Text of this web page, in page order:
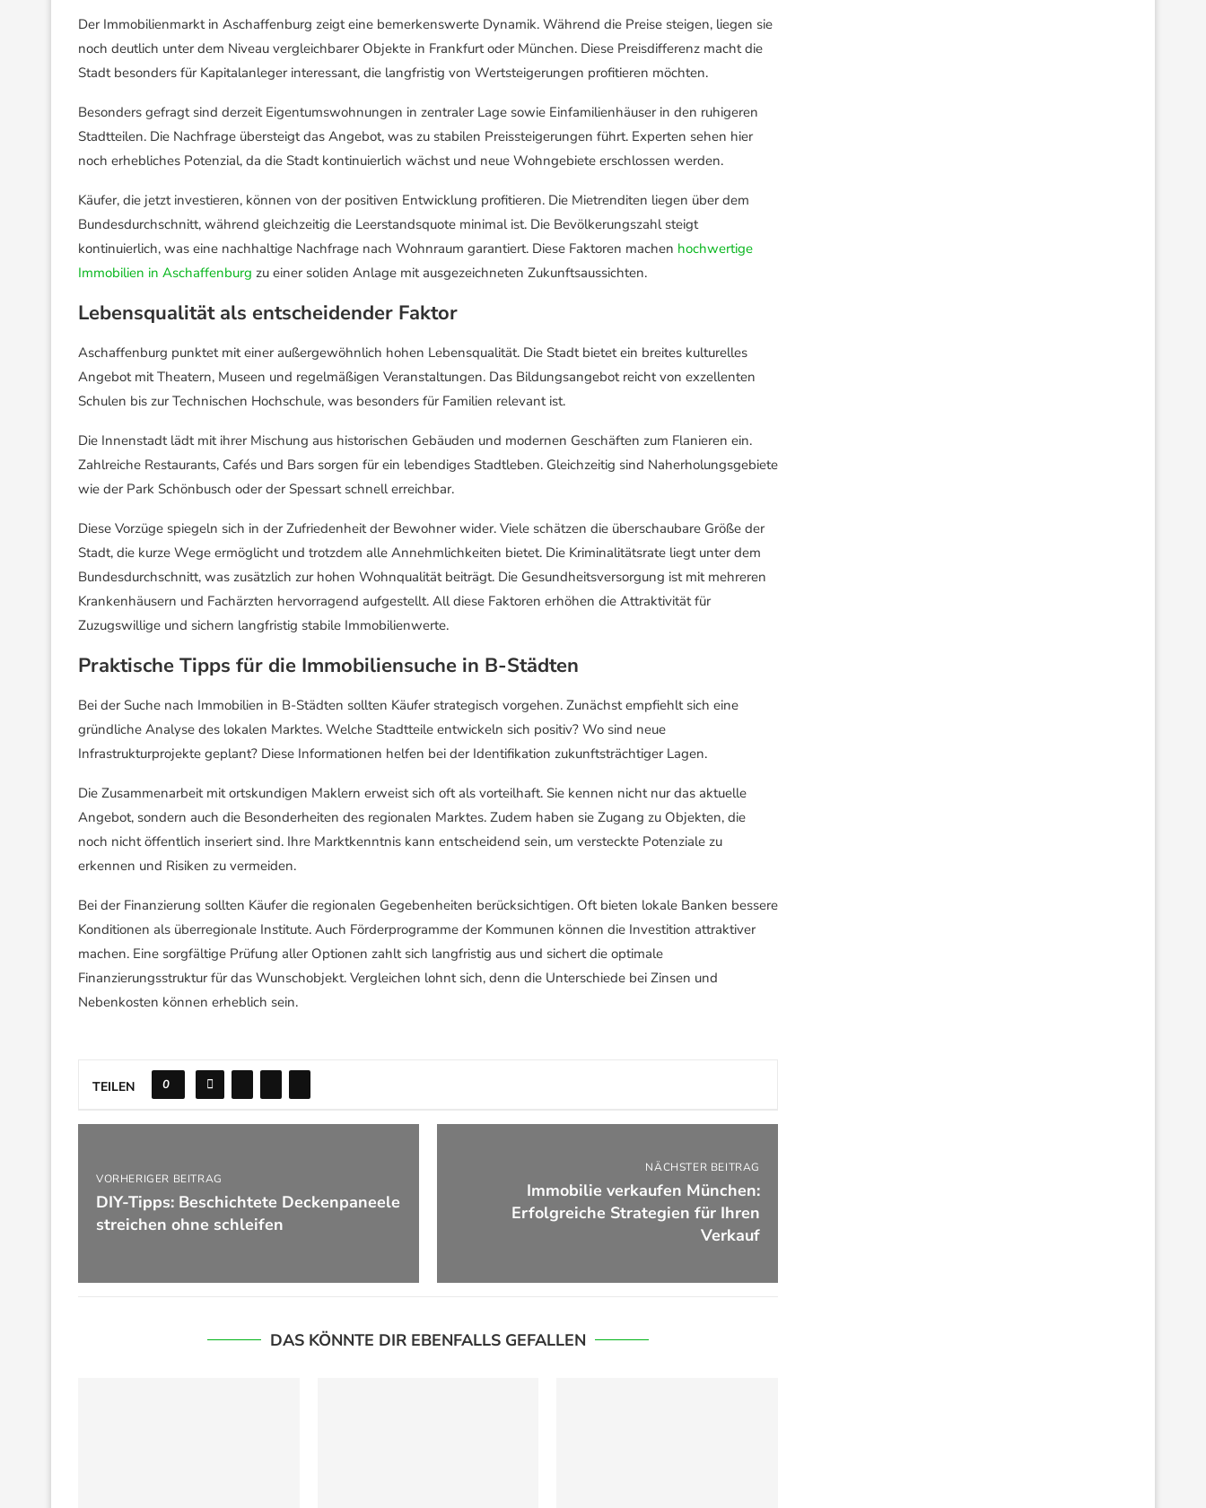
Der Immobilienmarkt in Aschaffenburg zeigt eine bemerkenswerte Dynamik. Während die Preise steigen, liegen sie
noch deutlich unter dem Niveau vergleichbarer Objekte in Frankfurt oder München. Diese Preisdifferenz macht die
Stadt besonders für Kapitalanleger interessant, die langfristig von Wertsteigerungen profitieren möchten.
Besonders gefragt sind derzeit Eigentumswohnungen in zentraler Lage sowie Einfamilienhäuser in den ruhigeren
Stadtteilen. Die Nachfrage übersteigt das Angebot, was zu stabilen Preissteigerungen führt. Experten sehen hier
noch erhebliches Potenzial, da die Stadt kontinuierlich wächst und neue Wohngebiete erschlossen werden.
Käufer, die jetzt investieren, können von der positiven Entwicklung profitieren. Die Mietrenditen liegen über dem
Bundesdurchschnitt, während gleichzeitig die Leerstandsquote minimal ist. Die Bevölkerungszahl steigt
kontinuierlich, was eine nachhaltige Nachfrage nach Wohnraum garantiert. Diese Faktoren machen hochwertige
Immobilien in Aschaffenburg zu einer soliden Anlage mit ausgezeichneten Zukunftsaussichten.
Lebensqualität als entscheidender Faktor
Aschaffenburg punktet mit einer außergewöhnlich hohen Lebensqualität. Die Stadt bietet ein breites kulturelles
Angebot mit Theatern, Museen und regelmäßigen Veranstaltungen. Das Bildungsangebot reicht von exzellenten
Schulen bis zur Technischen Hochschule, was besonders für Familien relevant ist.
Die Innenstadt lädt mit ihrer Mischung aus historischen Gebäuden und modernen Geschäften zum Flanieren ein.
Zahlreiche Restaurants, Cafés und Bars sorgen für ein lebendiges Stadtleben. Gleichzeitig sind Naherholungsgebiete
wie der Park Schönbusch oder der Spessart schnell erreichbar.
Diese Vorzüge spiegeln sich in der Zufriedenheit der Bewohner wider. Viele schätzen die überschaubare Größe der
Stadt, die kurze Wege ermöglicht und trotzdem alle Annehmlichkeiten bietet. Die Kriminalitätsrate liegt unter dem
Bundesdurchschnitt, was zusätzlich zur hohen Wohnqualität beiträgt. Die Gesundheitsversorgung ist mit mehreren
Krankenhäusern und Fachärzten hervorragend aufgestellt. All diese Faktoren erhöhen die Attraktivität für
Zuzugswillige und sichern langfristig stabile Immobilienwerte.
Praktische Tipps für die Immobiliensuche in B-Städten
Bei der Suche nach Immobilien in B-Städten sollten Käufer strategisch vorgehen. Zunächst empfiehlt sich eine
gründliche Analyse des lokalen Marktes. Welche Stadtteile entwickeln sich positiv? Wo sind neue
Infrastrukturprojekte geplant? Diese Informationen helfen bei der Identifikation zukunftsträchtiger Lagen.
Die Zusammenarbeit mit ortskundigen Maklern erweist sich oft als vorteilhaft. Sie kennen nicht nur das aktuelle
Angebot, sondern auch die Besonderheiten des regionalen Marktes. Zudem haben sie Zugang zu Objekten, die
noch nicht öffentlich inseriert sind. Ihre Marktkenntnis kann entscheidend sein, um versteckte Potenziale zu
erkennen und Risiken zu vermeiden.
Bei der Finanzierung sollten Käufer die regionalen Gegebenheiten berücksichtigen. Oft bieten lokale Banken bessere
Konditionen als überregionale Institute. Auch Förderprogramme der Kommunen können die Investition attraktiver
machen. Eine sorgfältige Prüfung aller Optionen zahlt sich langfristig aus und sichert die optimale
Finanzierungsstruktur für das Wunschobjekt. Vergleichen lohnt sich, denn die Unterschiede bei Zinsen und
Nebenkosten können erheblich sein.
TEILEN 0
VORHERIGER BEITRAG
DIY-Tipps: Beschichtete Deckenpaneele
streichen ohne schleifen
NÄCHSTER BEITRAG
Immobilie verkaufen München:
Erfolgreiche Strategien für Ihren
Verkauf
DAS KÖNNTE DIR EBENFALLS GEFALLEN